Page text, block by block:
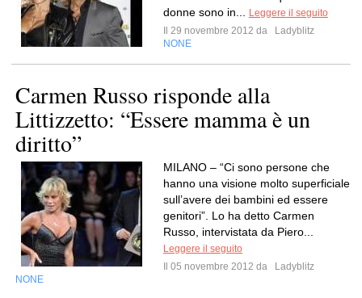
donne sono in...
Leggere il seguito
Il 29 novembre 2012 da
Ladyblitz
NONE
Carmen Russo risponde alla
Littizzetto: “Essere mamma è un
diritto”
MILANO – “Ci sono persone che
hanno una visione molto superficiale
sull’avere dei bambini ed essere
genitori”. Lo ha detto Carmen
Russo, intervistata da Piero...
Leggere il seguito
Il 05 novembre 2012 da
Ladyblitz
NONE